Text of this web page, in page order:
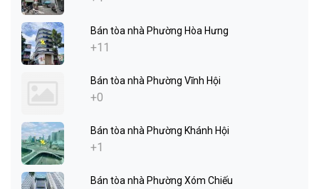
Bán tòa nhà Phường Hòa Hưng
+11
Bán tòa nhà Phường Vĩnh Hội
+0
Bán tòa nhà Phường Khánh Hội
+1
Bán tòa nhà Phường Xóm Chiếu